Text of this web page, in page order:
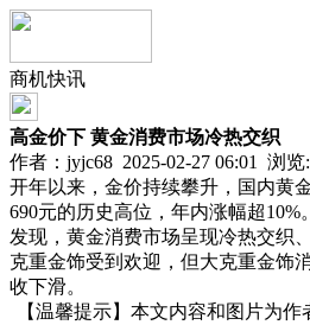
商机快讯
高金价下 黄金消费市场冷热交织
作者：jyjc68 2025-02-27 06:01 浏览:
开年以来，金价持续攀升，国内黄
690元的历史高位，年内涨幅超
发现，黄金消费市场呈现冷热交织
克重金饰受到欢迎，但大克重金饰
收下滑。
【温馨提示】本文内容和图片为